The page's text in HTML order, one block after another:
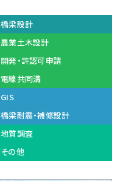
橋梁設計
農業土木設計
開発・許認可申請
電線共同溝
GIS
橋梁耐震・補修設計
地質調査
その他